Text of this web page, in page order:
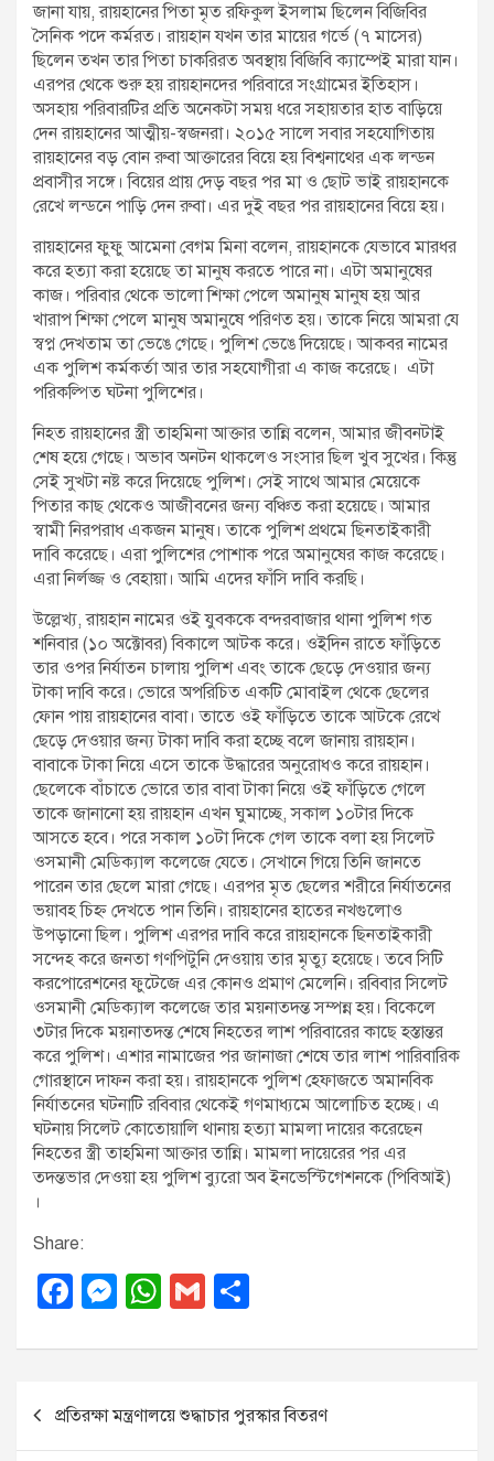
জানা যায়, রায়হানের পিতা মৃত রফিকুল ইসলাম ছিলেন বিজিবির
সৈনিক পদে কর্মরত। রায়হান যখন তার মায়ের গর্ভে (৭ মাসের)
ছিলেন তখন তার পিতা চাকরিরত অবস্থায় বিজিবি ক্যাম্পেই মারা যান।
এরপর থেকে শুরু হয় রায়হানদের পরিবারে সংগ্রামের ইতিহাস।
অসহায় পরিবারটির প্রতি অনেকটা সময় ধরে সহায়তার হাত বাড়িয়ে
দেন রায়হানের আত্মীয়-স্বজনরা। ২০১৫ সালে সবার সহযোগিতায়
রায়হানের বড় বোন রুবা আক্তারের বিয়ে হয় বিশ্বনাথের এক লন্ডন
প্রবাসীর সঙ্গে। বিয়ের প্রায় দেড় বছর পর মা ও ছোট ভাই রায়হানকে
রেখে লন্ডনে পাড়ি দেন রুবা। এর দুই বছর পর রায়হানের বিয়ে হয়।
রায়হানের ফুফু আমেনা বেগম মিনা বলেন, রায়হানকে যেভাবে মারধর
করে হত্যা করা হয়েছে তা মানুষ করতে পারে না। এটা অমানুষের
কাজ। পরিবার থেকে ভালো শিক্ষা পেলে অমানুষ মানুষ হয় আর
খারাপ শিক্ষা পেলে মানুষ অমানুষে পরিণত হয়। তাকে নিয়ে আমরা যে
স্বপ্ন দেখতাম তা ভেঙে গেছে। পুলিশ ভেঙে দিয়েছে। আকবর নামের
এক পুলিশ কর্মকর্তা আর তার সহযোগীরা এ কাজ করেছে। এটা
পরিকল্পিত ঘটনা পুলিশের।
নিহত রায়হানের স্ত্রী তাহমিনা আক্তার তান্নি বলেন, আমার জীবনটাই
শেষ হয়ে গেছে। অভাব অনটন থাকলেও সংসার ছিল খুব সুখের। কিন্তু
সেই সুখটা নষ্ট করে দিয়েছে পুলিশ। সেই সাথে আমার মেয়েকে
পিতার কাছ থেকেও আজীবনের জন্য বঞ্চিত করা হয়েছে। আমার
স্বামী নিরপরাধ একজন মানুষ। তাকে পুলিশ প্রথমে ছিনতাইকারী
দাবি করেছে। এরা পুলিশের পোশাক পরে অমানুষের কাজ করেছে।
এরা নির্লজ্জ ও বেহায়া। আমি এদের ফাঁসি দাবি করছি।
উল্লেখ্য, রায়হান নামের ওই যুবককে বন্দরবাজার থানা পুলিশ গত
শনিবার (১০ অক্টোবর) বিকালে আটক করে। ওইদিন রাতে ফাঁড়িতে
তার ওপর নির্যাতন চালায় পুলিশ এবং তাকে ছেড়ে দেওয়ার জন্য
টাকা দাবি করে। ভোরে অপরিচিত একটি মোবাইল থেকে ছেলের
ফোন পায় রায়হানের বাবা। তাতে ওই ফাঁড়িতে তাকে আটকে রেখে
ছেড়ে দেওয়ার জন্য টাকা দাবি করা হচ্ছে বলে জানায় রায়হান।
বাবাকে টাকা নিয়ে এসে তাকে উদ্ধারের অনুরোধও করে রায়হান।
ছেলেকে বাঁচাতে ভোরে তার বাবা টাকা নিয়ে ওই ফাঁড়িতে গেলে
তাকে জানানো হয় রায়হান এখন ঘুমাচ্ছে, সকাল ১০টার দিকে
আসতে হবে। পরে সকাল ১০টা দিকে গেল তাকে বলা হয় সিলেট
ওসমানী মেডিক্যাল কলেজে যেতে। সেখানে গিয়ে তিনি জানতে
পারেন তার ছেলে মারা গেছে। এরপর মৃত ছেলের শরীরে নির্যাতনের
ভয়াবহ চিহ্ন দেখতে পান তিনি। রায়হানের হাতের নখগুলোও
উপড়ানো ছিল। পুলিশ এরপর দাবি করে রায়হানকে ছিনতাইকারী
সন্দেহ করে জনতা গণপিটুনি দেওয়ায় তার মৃত্যু হয়েছে। তবে সিটি
করপোরেশনের ফুটেজে এর কোনও প্রমাণ মেলেনি। রবিবার সিলেট
ওসমানী মেডিক্যাল কলেজে তার ময়নাতদন্ত সম্পন্ন হয়। বিকেলে
৩টার দিকে ময়নাতদন্ত শেষে নিহতের লাশ পরিবারের কাছে হস্তান্তর
করে পুলিশ। এশার নামাজের পর জানাজা শেষে তার লাশ পারিবারিক
গোরস্থানে দাফন করা হয়। রায়হানকে পুলিশ হেফাজতে অমানবিক
নির্যাতনের ঘটনাটি রবিবার থেকেই গণমাধ্যমে আলোচিত হচ্ছে। এ
ঘটনায় সিলেট কোতোয়ালি থানায় হত্যা মামলা দায়ের করেছেন
নিহতের স্ত্রী তাহমিনা আক্তার তান্নি। মামলা দায়েরের পর এর
তদন্তভার দেওয়া হয় পুলিশ ব্যুরো অব ইনভেস্টিগেশনকে (পিবিআই)
।
Share:
F
c
e
b
M
ss
n
W
at
A
G
ail ar
প্রতিরক্ষা মন্ত্রণালয়ে শুদ্ধাচার পুরস্কার বিতরণ